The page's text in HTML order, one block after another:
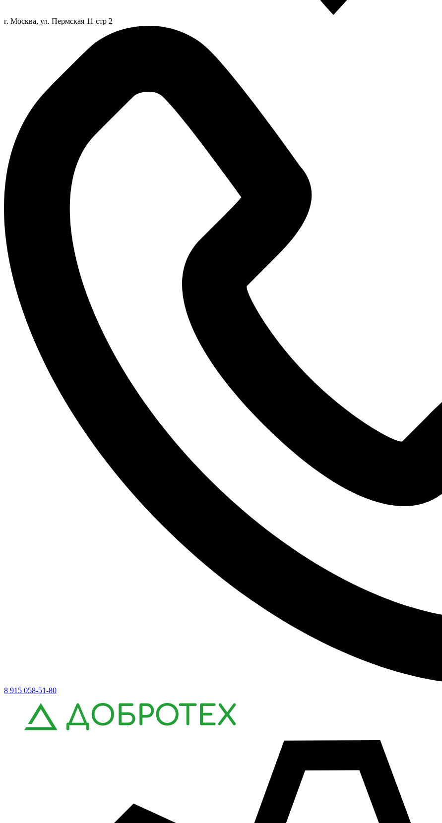
г. Москва, ул. Пермская 11 стр 2
8 915 058-51-80